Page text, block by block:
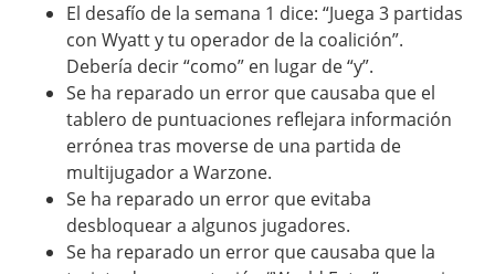
El desafío de la semana 1 dice: “Juega 3 partidas
con Wyatt y tu operador de la coalición”.
Debería decir “como” en lugar de “y”.
Se ha reparado un error que causaba que el
tablero de puntuaciones reflejara información
errónea tras moverse de una partida de
multijugador a Warzone.
Se ha reparado un error que evitaba
desbloquear a algunos jugadores.
Se ha reparado un error que causaba que la